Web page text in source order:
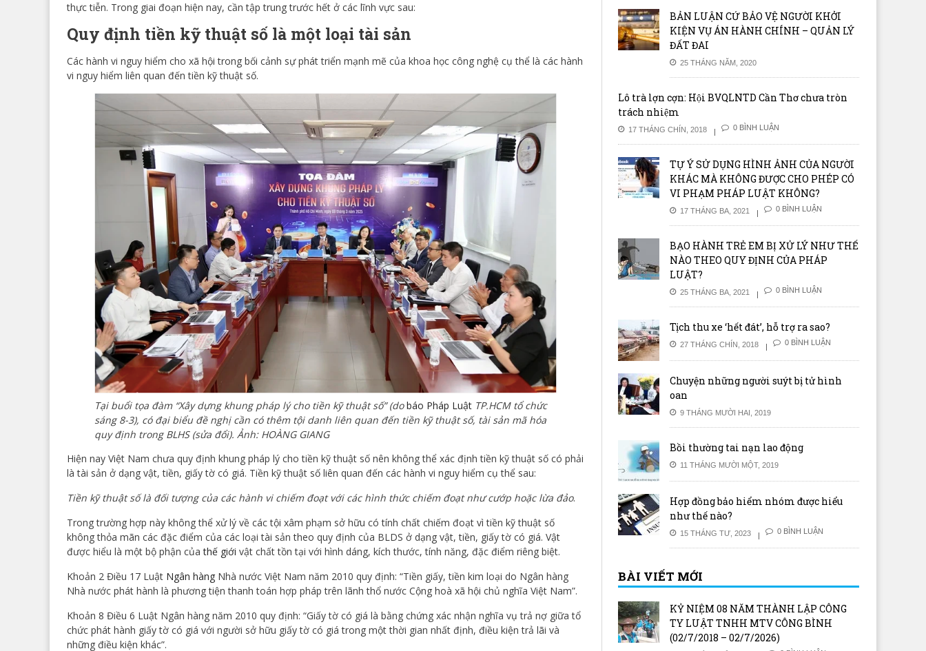
thực tiễn. Trong giai đoạn hiện nay, cần tập trung trước hết ở các lĩnh vực sau:
Quy định tiền kỹ thuật số là một loại tài sản
Các hành vi nguy hiểm cho xã hội trong bối cảnh sự phát triển mạnh mẽ của khoa học công nghệ cụ thể là các hành
vi nguy hiểm liên quan đến tiền kỹ thuật số.
Tại buổi tọa đàm “Xây dựng khung pháp lý cho tiền kỹ thuật số” (dobáo Pháp Luật TP.HCM tổ chức
sáng 8-3), có đại biểu đề nghị cần có thêm tội danh liên quan đến tiền kỹ thuật số, tài sản mã hóa
quy định trong BLHS (sửa đổi). Ảnh: HOÀNG GIANG
Hiện nay Việt Nam chưa quy định khung pháp lý cho tiền kỹ thuật số nên không thể xác định tiền kỹ thuật số có phải
là tài sản ở dạng vật, tiền, giấy tờ có giá. Tiền kỹ thuật số liên quan đến các hành vi nguy hiểm cụ thể sau:
Tiền kỹ thuật số là đối tượng của các hành vi chiếm đoạt với các hình thức chiếm đoạt như cướp hoặc lừa đảo.
Trong trường hợp này không thể xử lý về các tội xâm phạm sở hữu có tính chất chiếm đoạt vì tiền kỹ thuật số
không thỏa mãn các đặc điểm của các loại tài sản theo quy định của BLDS ở dạng vật, tiền, giấy tờ có giá. Vật
được hiểu là một bộ phận củathế giới vật chất tồn tại với hình dáng, kích thước, tính năng, đặc điểm riêng biệt.
Khoản 2 Điều 17 Luật Ngân hàng Nhà nước Việt Nam năm 2010 quy định: “Tiền giấy, tiền kim loại do Ngân hàng
Nhà nước phát hành là phương tiện thanh toán hợp pháp trên lãnh thổ nước Cộng hoà xã hội chủ nghĩa Việt Nam”.
Khoản 8 Điều 6 Luật Ngân hàng năm 2010 quy định: “Giấy tờ có giá là bằng chứng xác nhận nghĩa vụ trả nợ giữa tổ
chức phát hành giấy tờ có giá với người sở hữu giấy tờ có giá trong một thời gian nhất định, điều kiện trả lãi và
những điều kiện khác”.
BẢN LUẬN CỨ BẢO VỆ NGƯỜI KHỞI
KIỆN VỤ ÁN HÀNH CHÍNH – QUẢN LÝ
ĐẤT ĐAI
25 THÁNG NĂM, 2020
Lô trà lợn cợn: Hội BVQLNTD Cần Thơ chưa tròn
trách nhiệm
17 THÁNG CHÍN, 2018 0 BÌNH LUẬN
TỰ Ý SỬ DỤNG HÌNH ẢNH CỦA NGƯỜI
KHÁC MÀ KHÔNG ĐƯỢC CHO PHÉP CÓ
VI PHẠM PHÁP LUẬT KHÔNG?
17 THÁNG BA, 2021 0 BÌNH LUẬN
BẠO HÀNH TRẺ EM BỊ XỬ LÝ NHƯ THẾ
NÀO THEO QUY ĐỊNH CỦA PHÁP
LUẬT?
25 THÁNG BA, 2021 0 BÌNH LUẬN
Tịch thu xe ‘hết đát’, hỗ trợ ra sao?
27 THÁNG CHÍN, 2018 0 BÌNH LUẬN
Chuyện những người suýt bị tử hình
oan
9 THÁNG MƯỜI HAI, 2019
Bồi thường tai nạn lao động
11 THÁNG MƯỜI MỘT, 2019
Hợp đồng bảo hiểm nhóm được hiểu
như thế nào?
15 THÁNG TƯ, 2023 0 BÌNH LUẬN
BÀI VIẾT MỚI
KỶ NIỆM 08 NĂM THÀNH LẬP CÔNG
TY LUẬT TNHH MTV CÔNG BÌNH
(02/7/2018 – 02/7/2026)